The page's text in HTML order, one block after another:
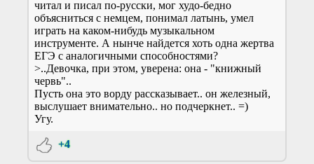
читал и писал по-русски, мог худо-бедно
объясниться с немцем, понимал латынь, умел
играть на каком-нибудь музыкальном
инструменте. А нынче найдется хоть одна жертва
ЕГЭ с аналогичными способностями?
>..Девочка, при этом, уверена: она - "книжный
червь"..
Пусть она это ворду рассказывает.. он железный,
выслушает внимательно.. но подчеркнет.. =)
Угу.
+4